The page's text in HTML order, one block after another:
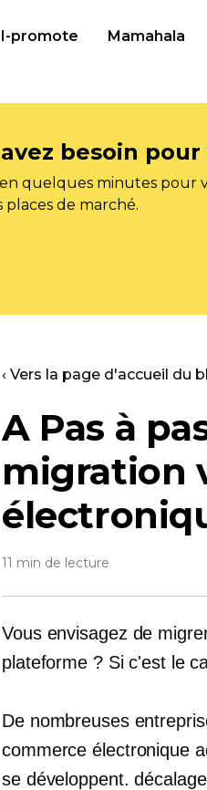
I-promote Mamahala
besoin
quelques minutes pour
places de marché.
‹ Vers la page d'accueil du
A Pas à
migration
11 min de lecture
Vous envisagez de
plateforme ? Si c'est le
De nombreuses
commerce électronique
se développent.